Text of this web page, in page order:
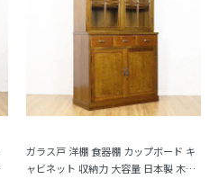
ガラス戸 洋棚 食器棚 カップボード キ
ャビネット 収納力 大容量 日本製 木製